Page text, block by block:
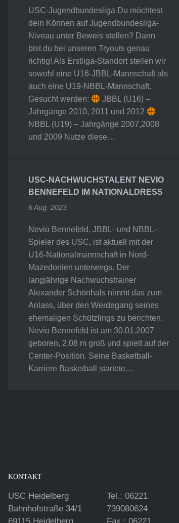
USC-Jugendbundesliga Du möchtest
dein Können auf Jugendbundesliga-
Niveau unter Beweis stellen? Dann
bist du bei unseren Tryouts genau
richtig! Als Erstliga-Standort stellen wir
sowohl eine U16-JBBL-Mannschaft als
auch eine U19-NBBL-Mannschaft.
Gesucht werden:
JBBL (U16) –
Jahrgänge 2010, 2011 und 2012
NBBL (U19) – Jahrgänge 2007,2008
und 2009 Nutze diese…
USC-NACHWUCHSTALENT NEVIO
BENNEFELD IM NATIONALDRESS
6 Aug. 2023
Nevio Bennefeld, JBBL- und NBBL-
Spieler des USC, ist aktuell mit der
U16-Nationalmannschaft in Nord-
Mazedonien unterwegs. Der
langjährige Nachwuchstrainer
Alexander Schönhals nimmt das zum
Anlass, über den Werdegang seines
ehemaligen Schützlings zu berichten.
Nevio Bennefeld ist am 30.01.2007
geboren, 2,08 m groß und spielt auf der
Center-Position. Seine Basketball-
Karriere Basketball startete…
KONTAKT
USC Heidelberg
Bahnhofstraße 34/1
Tel.: 06221
739080624